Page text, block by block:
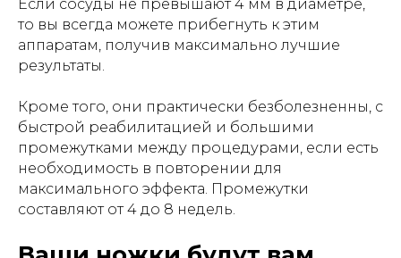
Если сосуды не превышают 4 мм в диаметре,
то вы всегда можете прибегнуть к этим
аппаратам, получив максимально лучшие
результаты.
Кроме того, они практически безболезненны, с
быстрой реабилитацией и большими
промежутками между процедурами, если есть
необходимость в повторении для
максимального эффекта. Промежутки
составляют от 4 до 8 недель.